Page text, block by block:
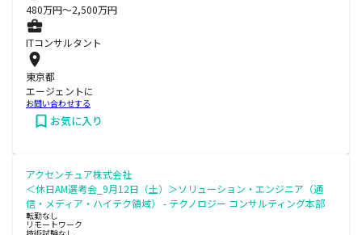
480万円〜2,500万円
ITコンサルタント
東京都
エージェントに
お問い合わせする
お気に入り
アクセンチュア株式会社
＜休日AM選考会_9月12日（土）＞ソリューション・エンジニア（通
信・メディア・ハイテク領域） - テクノロジー コンサルティング本部
転勤なし
リモートワーク